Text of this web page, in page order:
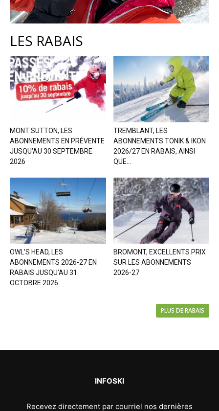
LES RABAIS
MONT SUTTON, LES
ABONNEMENTS EN PRÉVENTE
JUSQU’AU 30 SEPTEMBRE
2026
TREMBLANT, LES
ABONNEMENTS TONIK & IKON
2026/27 EN RABAIS, AINSI
QUE...
OWL’S HEAD, LES
ABONNEMENTS 2026-27 EN
RABAIS JUSQU’AU 31
OCTOBRE 2026.
BROMONT, EXCELLENTS PRIX
SUR LES ABONNEMENTS
2026-27
PLUS DE RABAIS
INFOSKI
Recevez directement par courriel nos dernières